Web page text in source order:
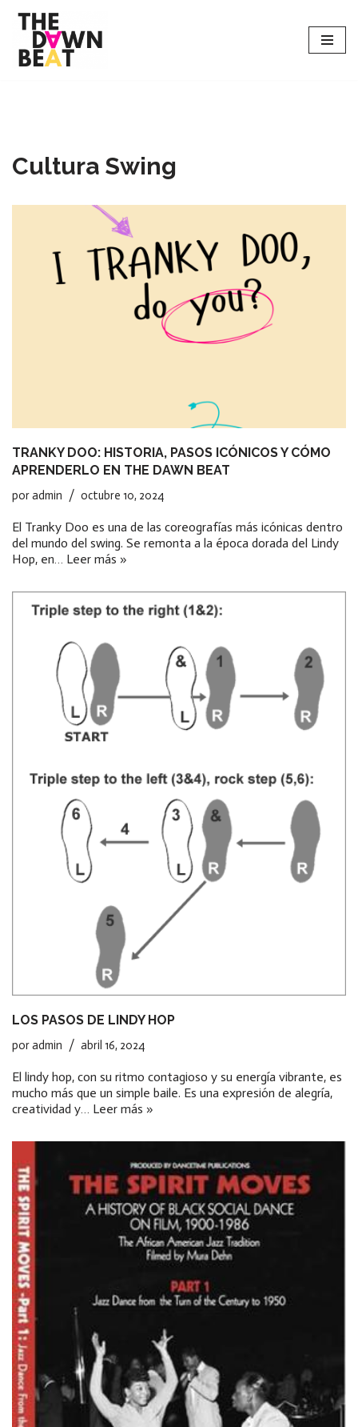
Saltar
Cultura Swing
TRANKY DOO: HISTORIA, PASOS ICÓNICOS Y CÓMO
APRENDERLO EN THE DAWN BEAT
poradmin octubre 10, 2024
El Tranky Doo es una de las coreografías más icónicas dentro
del mundo del swing. Se remonta a la época dorada del Lindy
Hop, en… Leer más »
LOS PASOS DE LINDY HOP
poradmin abril 16, 2024
El lindy hop, con su ritmo contagioso y su energía vibrante, es
mucho más que un simple baile. Es una expresión de alegría,
creatividad y… Leer más »